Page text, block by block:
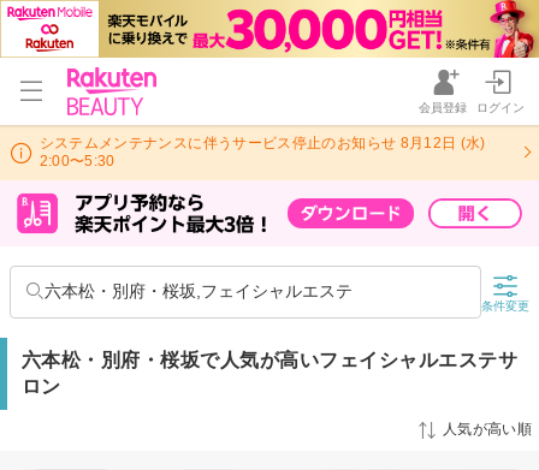
会員登録 ログイン
システムメンテナンスに伴うサービス停止のお知らせ 8月12日 (水)
2:00〜5:30
六本松・別府・桜坂,フェイシャルエステ
条件変更
六本松・別府・桜坂で人気が高いフェイシャルエステサ
ロン
人気が高い順